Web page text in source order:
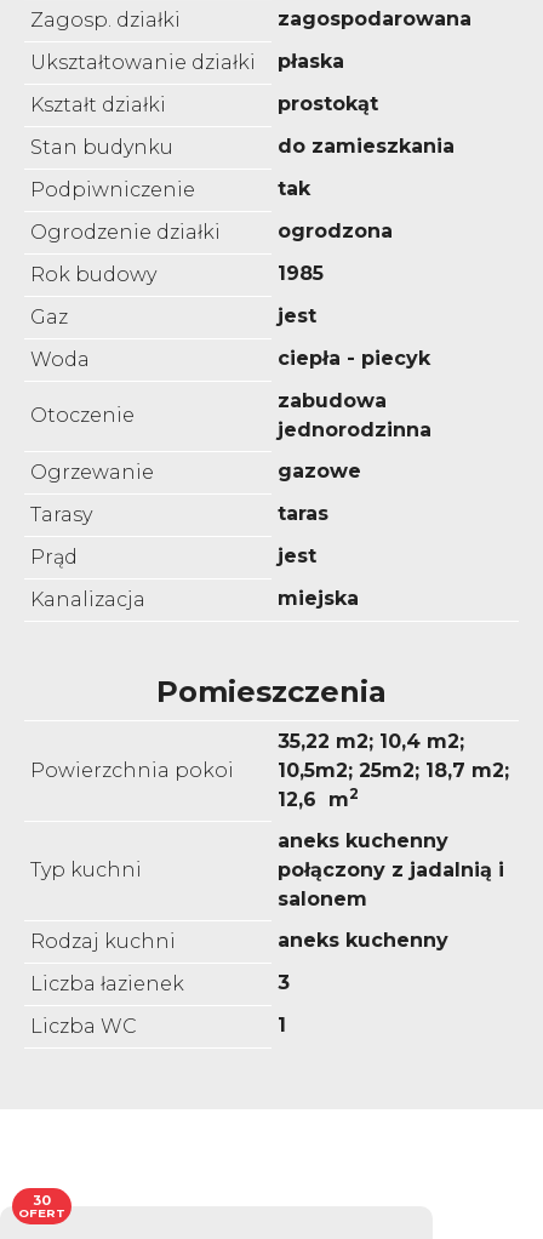
Zagosp. działki
zagospodarowana
Ukształtowanie działki
płaska
Kształt działki
prostokąt
Stan budynku
do zamieszkania
Podpiwniczenie
tak
Ogrodzenie działki
ogrodzona
Rok budowy
1985
Gaz
jest
Woda
ciepła - piecyk
Otoczenie
zabudowa
jednorodzinna
Ogrzewanie
gazowe
Tarasy
taras
Prąd
jest
Kanalizacja
miejska
Pomieszczenia
Powierzchnia pokoi
35,22 m2; 10,4 m2;
10,5m2; 25m2; 18,7 m2;
12,6 m2
Typ kuchni
aneks kuchenny
połączony z jadalnią i
salonem
Rodzaj kuchni
aneks kuchenny
Liczba łazienek
3
Liczba WC
1
30
OFERT